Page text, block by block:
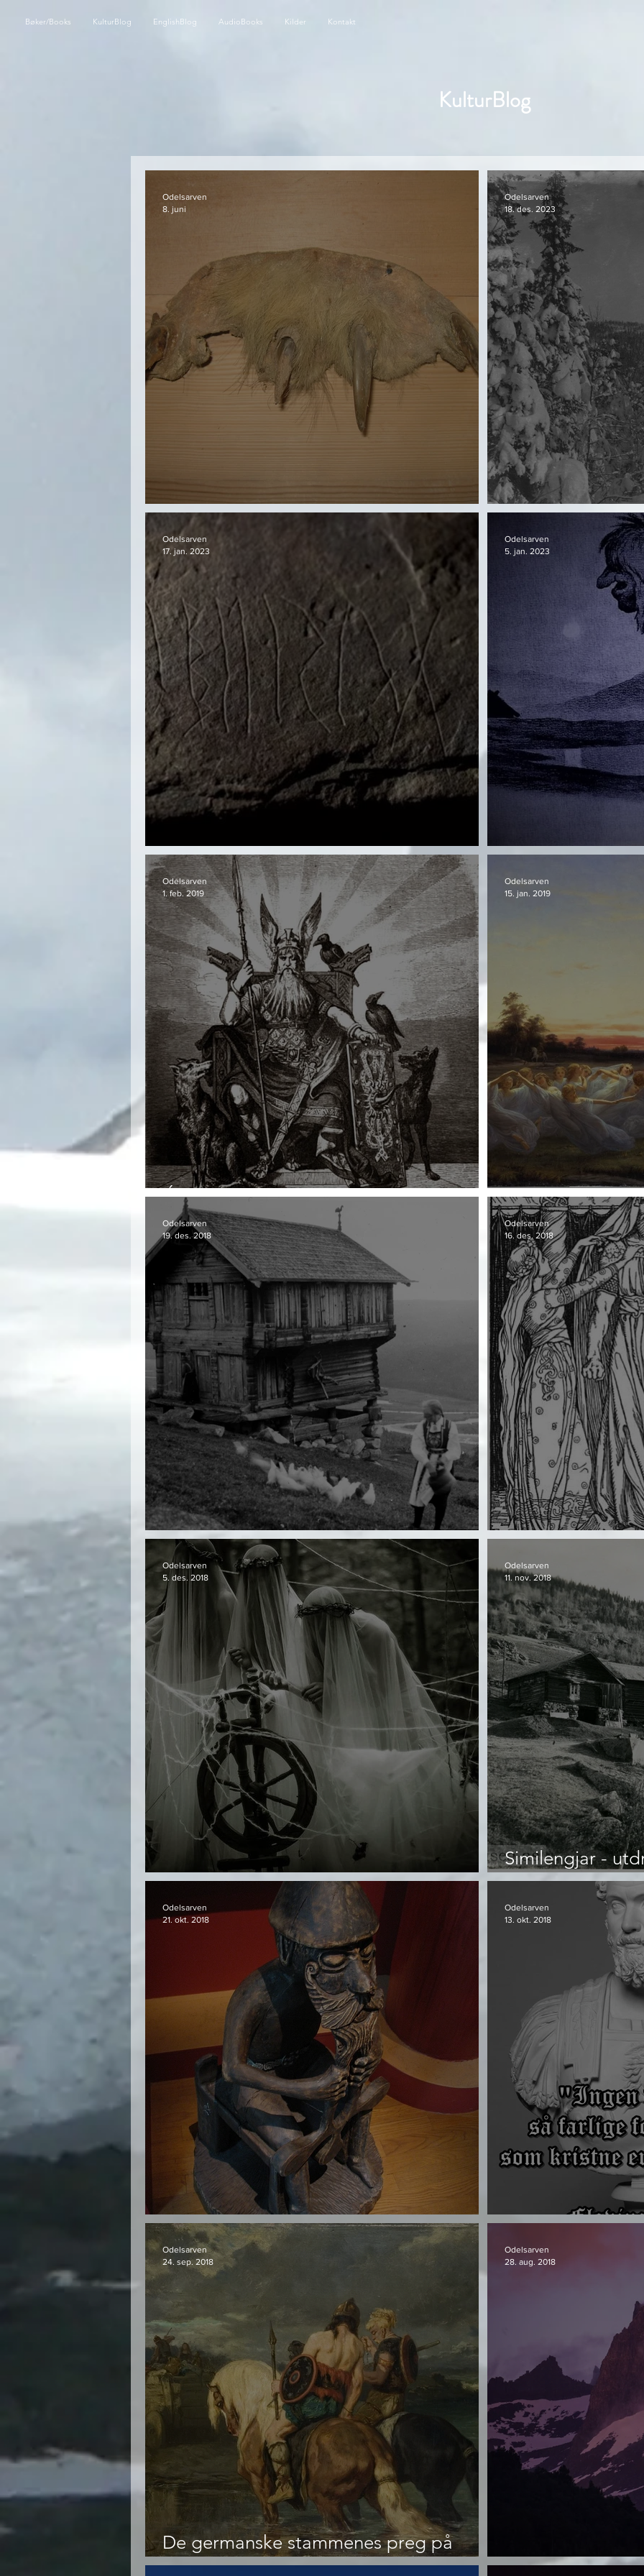
Bøker/Books KulturBlog EnglishBlog AudioBooks Kilder Kontakt
KulturBlog
Bjørnekloa
Odelsarven
8. juni
Snø og
Odelsarven
18. des. 2023
Svingerudsteinen
Odelsarven
17. jan. 2023
Sólin styrkist -
Odelsarven
5. jan. 2023
Óðinn og hva han er
Odelsarven
1. feb. 2019
Lík, Vörðr,
Odelsarven
15. jan. 2019
Navnforskningens skatter
Odelsarven
19. des. 2018
Þórr og hva han
Odelsarven
16. des. 2018
Vårt slektskap til Vedaene
Odelsarven
5. des. 2018
Similengjar -
ættesoga
Odelsarven
11. nov. 2018
Himmelguden Tor og bondesamfunnet
Odelsarven
21. okt. 2018
Tusen år med
Odelsarven
13. okt. 2018
De germanske stammenes preg på
Europa
Odelsarven
24. sep. 2018
Det vakre i det
Odelsarven
28. aug. 2018